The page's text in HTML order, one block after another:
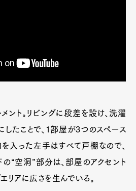
ント。リビングに段差を設け、洗濯
たことで、1部屋が3つのスペース
入った左手はすべて戸棚なので、
“空洞”部分は、部屋のアクセント
リアに広さを生んでいる。